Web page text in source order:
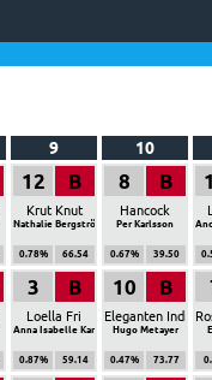
9 10
12
0.78% 66.54
Krut Knut
Nathalie Bergström
B 8
0.67% 39.50
Hancock
Per Karlsson
B
3
0.87% 59.14
Loella Fri
Anna Isabelle Karlsson
B 10
0.47% 73.77
Eleganten Indika
Hugo Metayer
B